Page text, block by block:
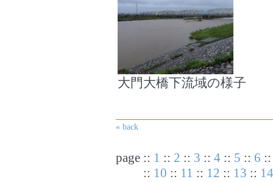
大門大橋下流域の様子
« back
page :: 1 :: 2 :: 3 :: 4 :: 5 :: 6
:: 10 :: 11 :: 12 :: 13 :: 14